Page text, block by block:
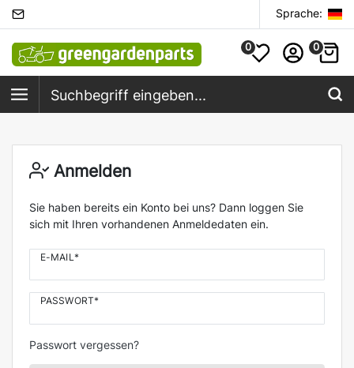
Sprache:
0 0
Anmelden
Sie haben bereits ein Konto bei uns? Dann loggen Sie
sich mit Ihren vorhandenen Anmeldedaten ein.
E-MAIL*
PASSWORT*
Passwort vergessen?